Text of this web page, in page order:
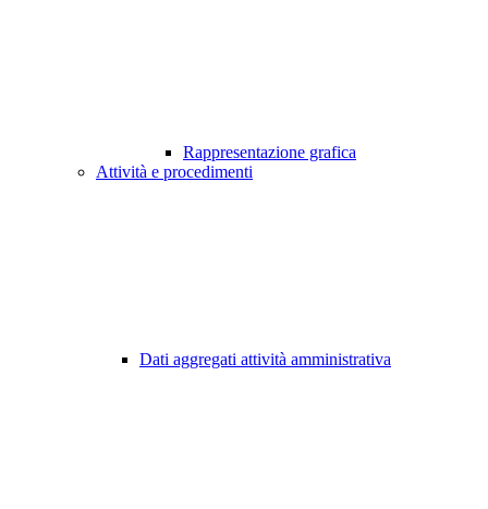
Rappresentazione grafica
Attività e procedimenti
Dati aggregati attività amministrativa